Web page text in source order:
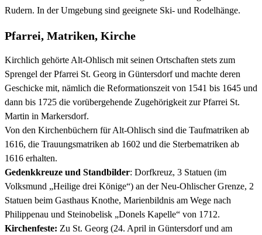
Rudern. In der Umgebung sind geeignete Ski- und Rodelhänge.
Pfarrei, Matriken, Kirche
Kirchlich gehörte Alt-Ohlisch mit seinen Ortschaften stets zum
Sprengel der Pfarrei St. Georg in Güntersdorf und machte deren
Geschicke mit, nämlich die Reformationszeit von 1541 bis 1645 und
dann bis 1725 die vorübergehende Zugehörigkeit zur Pfarrei St.
Martin in Markersdorf.
Von den Kirchenbüchern für Alt-Ohlisch sind die Taufmatriken ab
1616, die Trauungsmatriken ab 1602 und die Sterbematriken ab
1616 erhalten.
Gedenkkreuze und Standbilder: Dorfkreuz, 3 Statuen (im
Volksmund „Heilige drei Könige“) an der Neu-Ohlischer Grenze, 2
Statuen beim Gasthaus Knothe, Marienbildnis am Wege nach
Philippenau und Steinobelisk „Donels Kapelle“ von 1712.
Kirchenfeste: Zu St. Georg (24. April in Güntersdorf und am